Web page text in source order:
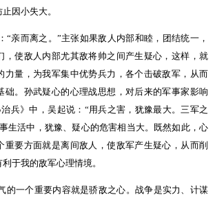
因小失大。
“亲而离之。”主张如果敌人内部和睦，团结统一，
，使敌人内部尤其敌将帅之间产生疑心，这样，就
力量，为我军集中优势兵力，各个击破敌军，从而
础。孙武疑心的心理战思想，对后来的军事家影响
治兵》中，吴起说：“用兵之害，犹豫最大。三军之
生活中，犹豫、疑心的危害相当大。既然如此，心
重要方面就是离间敌人，使敌军产生疑心，从而削
于我的敌军心理情境。
的一个重要内容就是骄敌之心。战争是实力、计谋